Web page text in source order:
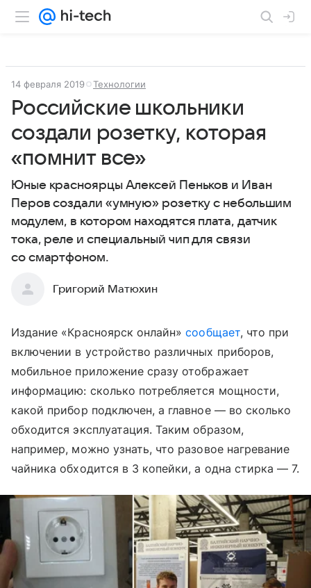
14 февраля 2019 Технологии
Российские школьники
создали розетку, которая
«помнит все»
Юные красноярцы Алексей Пеньков и Иван
Перов создали «умную» розетку с небольшим
модулем, в котором находятся плата, датчик
тока, реле и специальный чип для связи
со смартфоном.
Григорий Матюхин
Издание «Красноярск онлайн»сообщает, что при
включении в устройство различных приборов,
мобильное приложение сразу отображает
информацию: сколько потребляется мощности,
какой прибор подключен, а главное — во сколько
обходится эксплуатация. Таким образом,
например, можно узнать, что разовое нагревание
чайника обходится в 3 копейки, а одна стирка — 7.